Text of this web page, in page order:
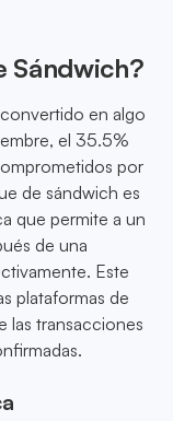
Sándwich?
en algo
el 35.5%
por
de sándwich es
que permite a un
de una
Este
plataformas de
las transacciones